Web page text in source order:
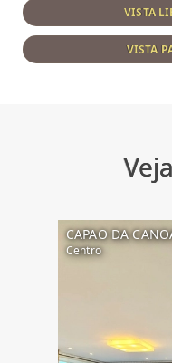
VISTA
VISTA
CAPAO DA
Centro